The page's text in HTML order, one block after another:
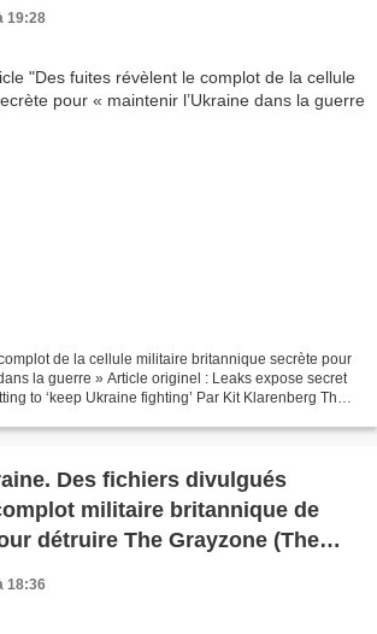
19:28
de la cellule militaire britannique secrète pour
la guerre » Article originel : Leaks expose secret
to ‘keep Ukraine fighting’ Par Kit Klarenberg The
Des fichiers divulgués
militaire britannique de
détruire The Grayzone (The
18:36